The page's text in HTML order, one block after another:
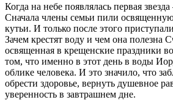
Когда на небе появлялась первая
Сначала члены семьи пили
кутьи. И только после этого
Зачем крестят воду и чем она полезна
освященная в крещенские праздники
том, что именно в этот день в воды
облике человека. И это значило, что
обрести здоровье, вернуть душевное
уверенность в завтрашнем дне.